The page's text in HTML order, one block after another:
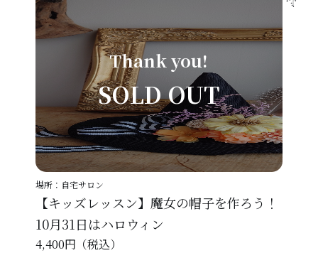
【キッズレッスン】魔女の帽子を作ろう！
10月31日はハロウィン
4,400円（税込）
Thank you!
SOLD OUT
場所：自宅サロン